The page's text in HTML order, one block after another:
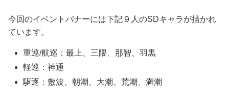
今回のイベントバナーには下記９人のSDキャラが描かれ
ています。
重巡/航巡：最上、三隈、那智、羽黒
軽巡：神通
駆逐：敷波、朝潮、大潮、荒潮、満潮